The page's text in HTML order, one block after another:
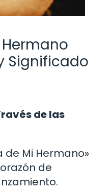
Significado
de las
de Mi Hermano»
de